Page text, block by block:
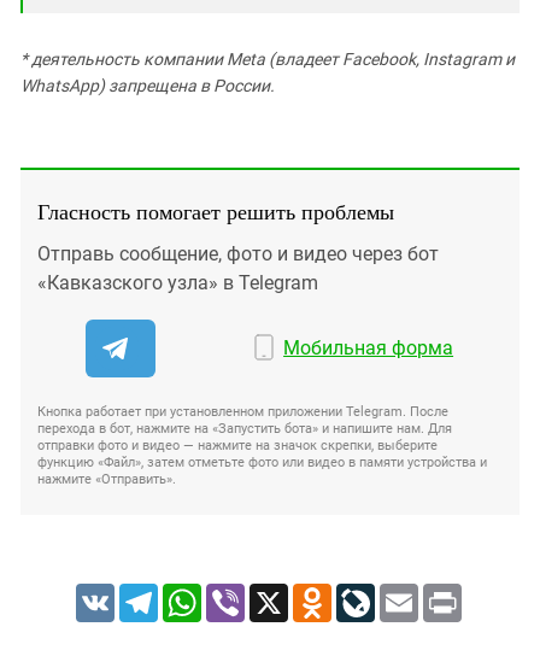
* деятельность компании Meta (владеет Facebook, Instagram и
WhatsApp) запрещена в России.
Гласность помогает решить проблемы
Отправь сообщение, фото и видео через бот
«Кавказского узла» в Telegram
Мобильная форма
Кнопка работает при установленном приложении Telegram. После
перехода в бот, нажмите на «Запустить бота» и напишите нам. Для
отправки фото и видео — нажмите на значок скрепки, выберите
функцию «Файл», затем отметьте фото или видео в памяти устройства и
нажмите «Отправить».
VK TelegramWhatsApp
Viber X Odnoklassniki
LiveJournal
Email Print